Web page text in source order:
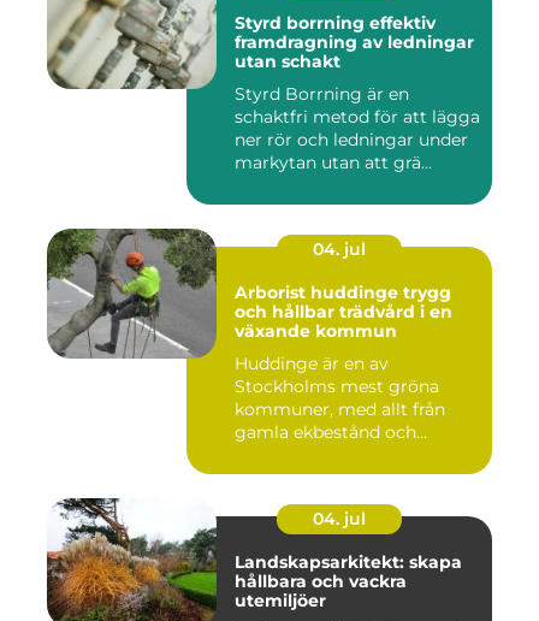
Styrd borrning effektiv
framdragning av ledningar
utan schakt
Styrd Borrning är en
schaktfri metod för att lägga
ner rör och ledningar under
markytan utan att grä...
04. jul
Arborist huddinge trygg
och hållbar trädvård i en
växande kommun
Huddinge är en av
Stockholms mest gröna
kommuner, med allt från
gamla ekbestånd och
04. jul
Landskapsarkitekt: skapa
hållbara och vackra
utemiljöer